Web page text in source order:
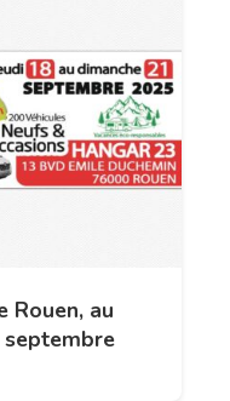
Rouen, au
septembre